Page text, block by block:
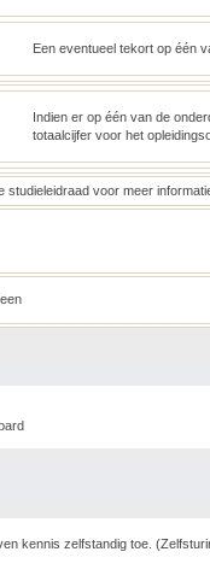
Een eventueel tekort op één
Indien er op één van de
totaalcijfer voor het
studieleidraad voor meer
kennis zelfstandig toe.